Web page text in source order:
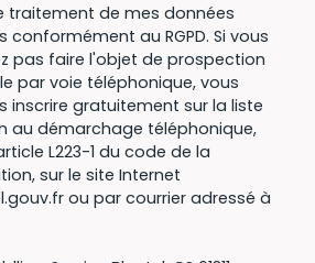
traitement de mes données
conformément au RGPD. Si vous
pas faire l'objet de prospection
par voie téléphonique, vous
inscrire gratuitement sur la liste
au démarchage téléphonique,
L223-1 du code de la
sur le site Internet
ou par courrier adressé à